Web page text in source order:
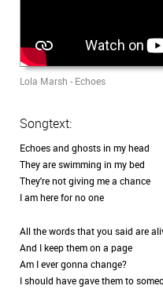
Lola Marsh - Echoes
Songtext:
Echoes and ghosts in my head
They are swimming in my bed
They're not giving me a chance
I am here for no one
All the words that you said are
And I keep them on a page
Am I ever gonna change?
I should have gave them to